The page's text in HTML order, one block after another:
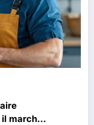
marche